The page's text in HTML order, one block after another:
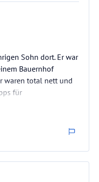
Sohn dort. Er war
Bauernhof
waren total nett und
für